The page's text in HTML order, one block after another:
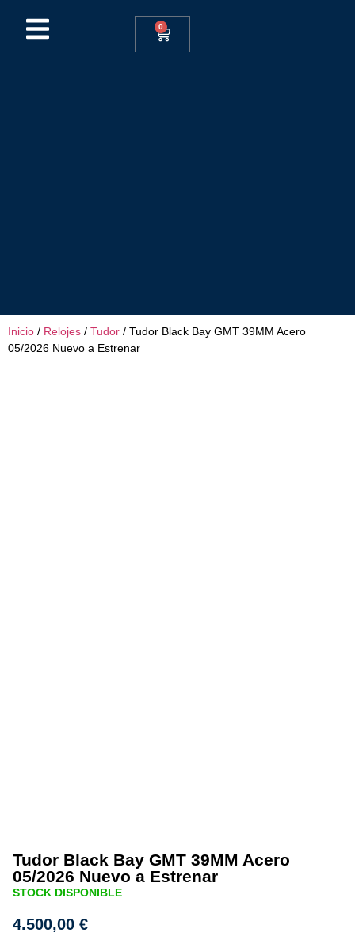
0
Inicio / Relojes / Tudor / Tudor Black Bay GMT 39MM Acero
05/2026 Nuevo a Estrenar
Tudor Black Bay GMT 39MM Acero
05/2026 Nuevo a Estrenar
STOCK DISPONIBLE
4.500,00 €